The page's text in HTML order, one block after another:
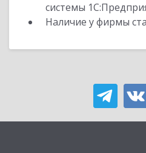
системы
Наличие у фирмы